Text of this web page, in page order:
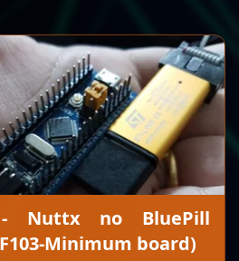
- Nuttx no BluePill
Minimum board)